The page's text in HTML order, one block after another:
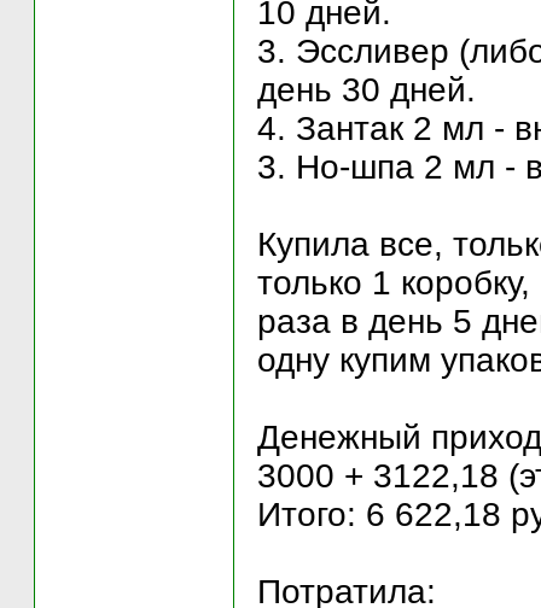
10 дней.
3. Эссливер
день 30 дней.
4. Зантак 2 мл -
3. Но-шпа 2 мл -
Купила все,
только 1
раза в день 5
одну купим
Денежный
3000 + 3122,18
Итого: 6 622,18
Потратила: